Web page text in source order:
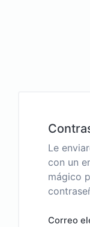
Le
con un
mágico
Correo